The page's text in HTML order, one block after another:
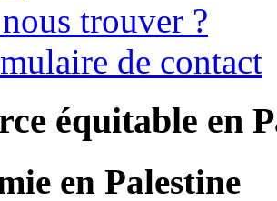
trouver ?
de contact
équitable en
en Palestine